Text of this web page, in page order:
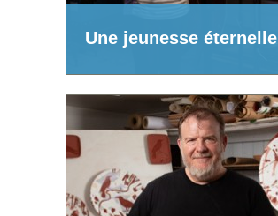
Une jeunesse éternelle